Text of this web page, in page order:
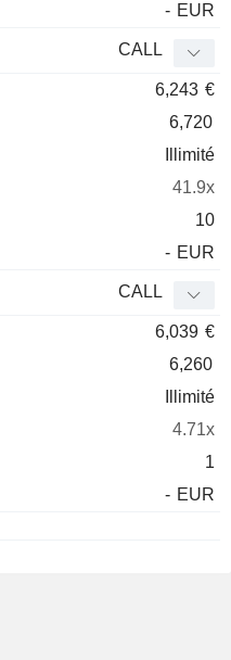
- EUR
CALL
6,243 €
6,720
Illimité
41.9x
10
- EUR
CALL
6,039 €
6,260
Illimité
4.71x
1
- EUR